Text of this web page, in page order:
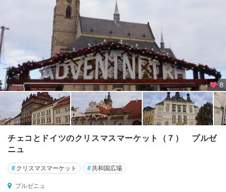
8
チェコとドイツのクリスマスマーケット（７） プルゼ
ニュ
# クリスマスマーケット #共和国広場
プルゼニュ